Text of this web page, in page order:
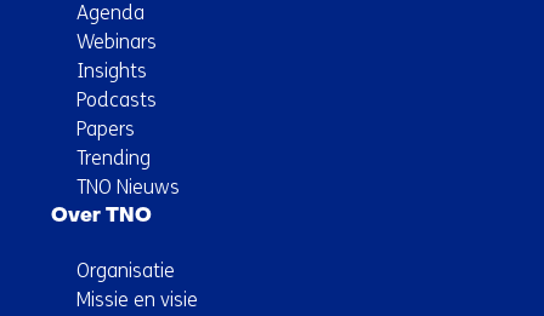
Agenda
Webinars
Insights
Podcasts
Papers
Trending
TNO Nieuws
Over TNO
Organisatie
Missie en visie